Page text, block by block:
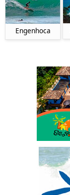
Engenhoca